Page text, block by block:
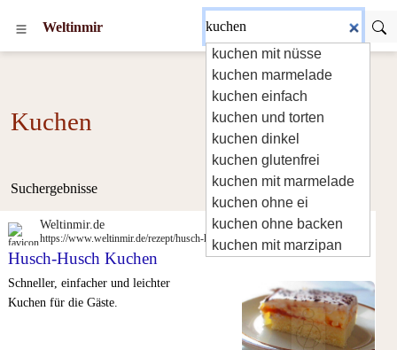
Weltinmir
Kuchen
Suchergebnisse
Weltinmir.de
https://www.weltinmir.de/rezept/husch-husch-kuchen
Husch-Husch Kuchen
Schneller, einfacher und leichter
Kuchen für die Gäste.
kuchen mit nüsse
kuchen marmelade
kuchen einfach
kuchen und torten
kuchen dinkel
kuchen glutenfrei
kuchen mit marmelade
kuchen ohne ei
kuchen ohne backen
kuchen mit marzipan